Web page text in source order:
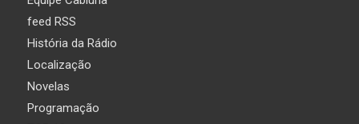
feed RSS
História da Rádio
Localização
Novelas
Programação